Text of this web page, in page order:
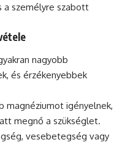
a személyre szabott
nagyobb
és érzékenyebbek
magnéziumot igényelnek,
megnő a szükséglet.
vesebetegség vagy